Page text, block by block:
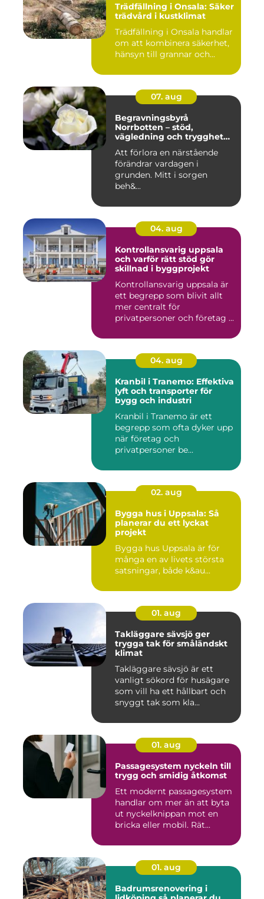
Trädfällning i Onsala: Säker
trädvård i kustklimat
Trädfällning i Onsala handlar
om att kombinera säkerhet,
hänsyn till grannar och...
07. aug
Begravningsbyrå
Norrbotten – stöd,
vägledning och trygghet
Att förlora en närstående
förändrar vardagen i
grunden. Mitt i sorgen
beh&...
04. aug
Kontrollansvarig uppsala
och varför rätt stöd gör
skillnad i byggprojekt
Kontrollansvarig uppsala är
ett begrepp som blivit allt
mer centralt för
privatpersoner och företag ...
04. aug
Kranbil i Tranemo: Effektiva
lyft och transporter för
bygg och industri
Kranbil i Tranemo är ett
begrepp som ofta dyker upp
när företag och
privatpersoner be...
02. aug
Bygga hus i Uppsala: Så
planerar du ett lyckat
projekt
Bygga hus Uppsala är för
många en av livets största
satsningar, både k&au...
01. aug
Takläggare sävsjö ger
trygga tak för småländskt
klimat
Takläggare sävsjö är ett
vanligt sökord för husägare
som vill ha ett hållbart och
snyggt tak som kla...
01. aug
Passagesystem nyckeln till
trygg och smidig åtkomst
Ett modernt passagesystem
handlar om mer än att byta
ut nyckelknippan mot en
bricka eller mobil. Rät...
01. aug
Badrumsrenovering i